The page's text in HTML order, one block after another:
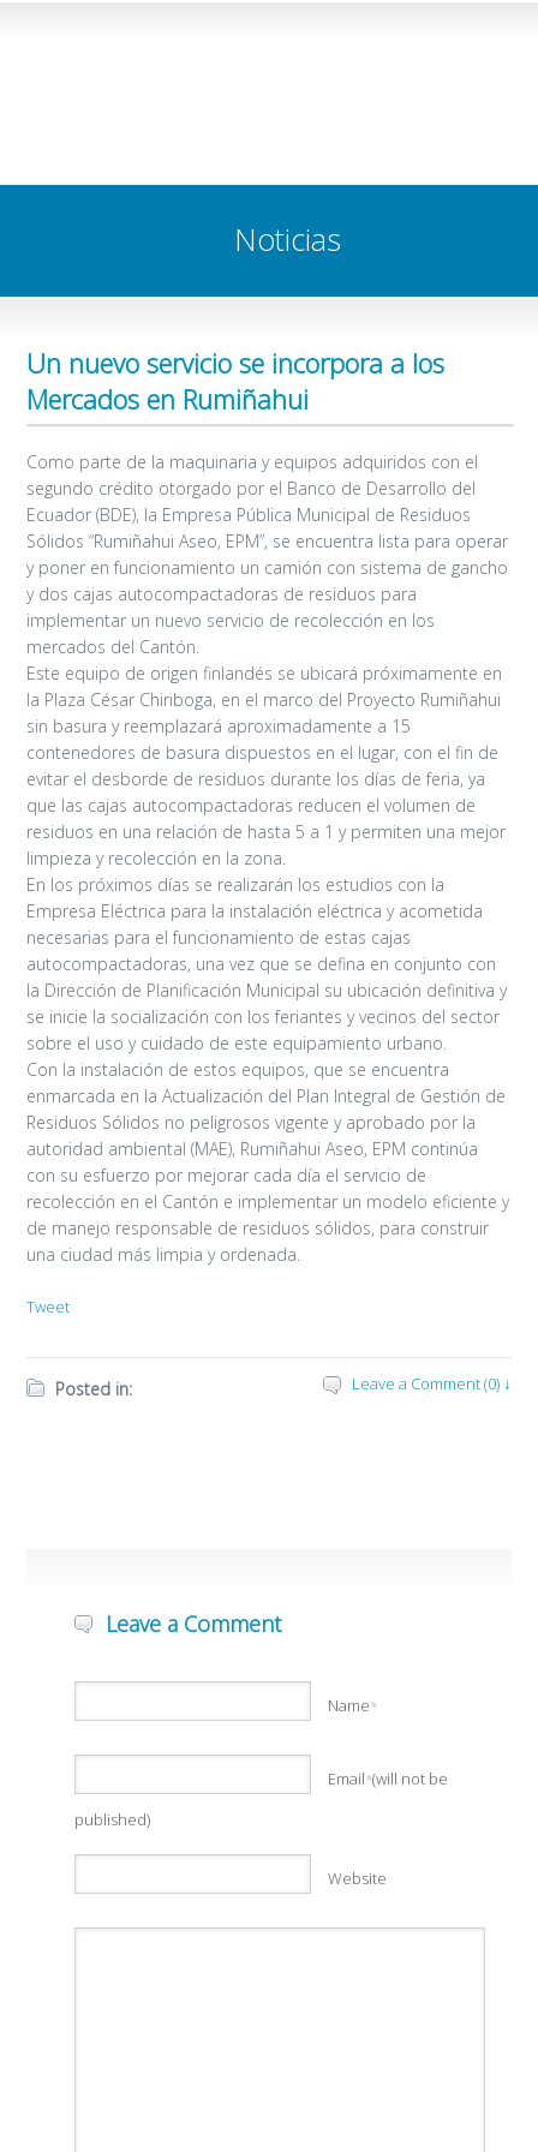
Noticias
Un nuevo servicio se incorpora a los
Mercados en Rumiñahui
Como parte de la maquinaria y equipos adquiridos con el
segundo crédito otorgado por el Banco de Desarrollo del
Ecuador (BDE), la Empresa Pública Municipal de Residuos
Sólidos “Rumiñahui Aseo, EPM”, se encuentra lista para operar
y poner en funcionamiento un camión con sistema de gancho
y dos cajas autocompactadoras de residuos para
implementar un nuevo servicio de recolección en los
mercados del Cantón.
Este equipo de origen finlandés se ubicará próximamente en
la Plaza César Chiriboga, en el marco del Proyecto Rumiñahui
sin basura y reemplazará aproximadamente a 15
contenedores de basura dispuestos en el lugar, con el fin de
evitar el desborde de residuos durante los días de feria, ya
que las cajas autocompactadoras reducen el volumen de
residuos en una relación de hasta 5 a 1 y permiten una mejor
limpieza y recolección en la zona.
En los próximos días se realizarán los estudios con la
Empresa Eléctrica para la instalación eléctrica y acometida
necesarias para el funcionamiento de estas cajas
autocompactadoras, una vez que se defina en conjunto con
la Dirección de Planificación Municipal su ubicación definitiva y
se inicie la socialización con los feriantes y vecinos del sector
sobre el uso y cuidado de este equipamiento urbano.
Con la instalación de estos equipos, que se encuentra
enmarcada en la Actualización del Plan Integral de Gestión de
Residuos Sólidos no peligrosos vigente y aprobado por la
autoridad ambiental (MAE), Rumiñahui Aseo, EPM continúa
con su esfuerzo por mejorar cada día el servicio de
recolección en el Cantón e implementar un modelo eficiente y
de manejo responsable de residuos sólidos, para construir
una ciudad más limpia y ordenada.
Tweet
Posted in: Leave a Comment (0) ↓
Leave a Comment
Name*
Email*(will not be
published)
Website